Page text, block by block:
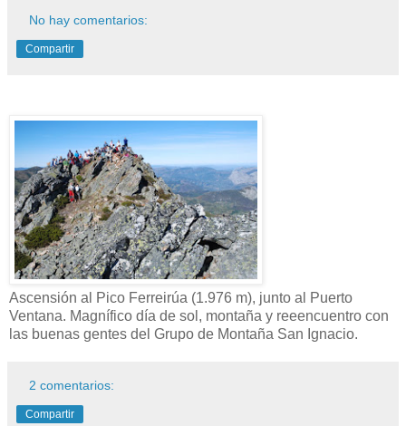
No hay comentarios:
Compartir
Ascensión al Pico Ferreirúa (1.976 m), junto al Puerto
Ventana. Magnífico día de sol, montaña y reeencuentro con
las buenas gentes del Grupo de Montaña San Ignacio.
2 comentarios:
Compartir